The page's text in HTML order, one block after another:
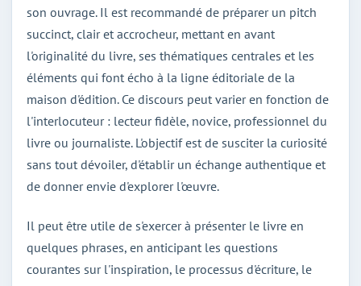
son ouvrage. Il est recommandé de préparer un pitch
succinct, clair et accrocheur, mettant en avant
l'originalité du livre, ses thématiques centrales et les
éléments qui font écho à la ligne éditoriale de la
maison d'édition. Ce discours peut varier en fonction de
l'interlocuteur : lecteur fidèle, novice, professionnel du
livre ou journaliste. L'objectif est de susciter la curiosité
sans tout dévoiler, d'établir un échange authentique et
de donner envie d'explorer l'œuvre.
Il peut être utile de s'exercer à présenter le livre en
quelques phrases, en anticipant les questions
courantes sur l'inspiration, le processus d'écriture, le